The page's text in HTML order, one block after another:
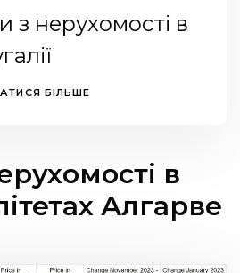
з нерухомості в
БІЛЬШЕ
в
Алгарве